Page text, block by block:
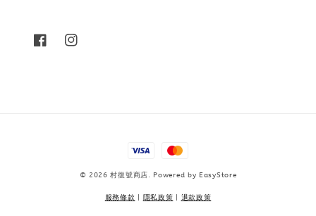
© 2026 村復號商店. Powered by EasyStore
服務條款 隱私政策 退款政策